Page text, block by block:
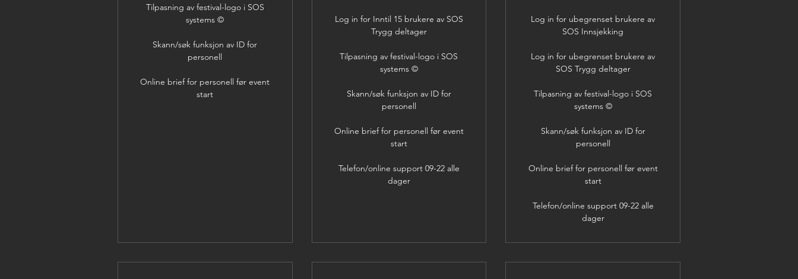
Tilpasning av festival-logo i SOS
systems ©
Skann/søk funksjon av ID for
personell
Online brief for personell før event
start
Log in for Inntil 15 brukere av SOS
Trygg deltager
Tilpasning av festival-logo i SOS
systems ©
Skann/søk funksjon av ID for
personell
Online brief for personell før event
start
Telefon/online support 09-22 alle
dager
Log in for ubegrenset brukere av
SOS Innsjekking
Log in for ubegrenset brukere av
SOS Trygg deltager
Tilpasning av festival-logo i SOS
systems ©
Skann/søk funksjon av ID for
personell
Online brief for personell før event
start
Telefon/online support 09-22 alle
dager